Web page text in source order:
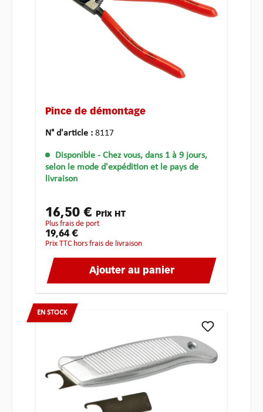
Pince de démontage
N° d'article : 8117
Disponible - Chez vous, dans 1 à 9 jours,
selon le mode d'expédition et le pays de
livraison
16,50 € Prix HT
plus frais de port
19,64 €
Prix TTC hors frais de livraison
Ajouter au panier
EN STOCK